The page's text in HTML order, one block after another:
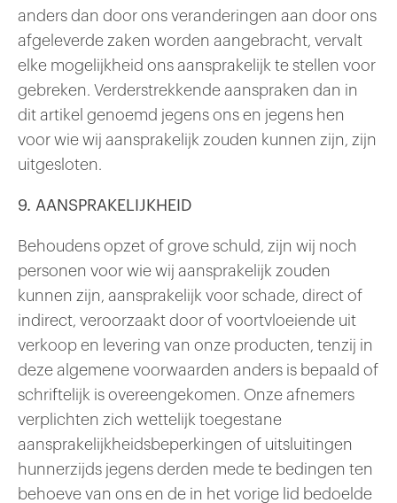
anders dan door ons veranderingen aan door ons
afgeleverde zaken worden aangebracht, vervalt
elke mogelijkheid ons aansprakelijk te stellen voor
gebreken. Verderstrekkende aanspraken dan in
dit artikel genoemd jegens ons en jegens hen
voor wie wij aansprakelijk zouden kunnen zijn, zijn
uitgesloten.
9. AANSPRAKELIJKHEID
Behoudens opzet of grove schuld, zijn wij noch
personen voor wie wij aansprakelijk zouden
kunnen zijn, aansprakelijk voor schade, direct of
indirect, veroorzaakt door of voortvloeiende uit
verkoop en levering van onze producten, tenzij in
deze algemene voorwaarden anders is bepaald of
schriftelijk is overeengekomen. Onze afnemers
verplichten zich wettelijk toegestane
aansprakelijkheidsbeperkingen of uitsluitingen
hunnerzijds jegens derden mede te bedingen ten
behoeve van ons en de in het vorige lid bedoelde